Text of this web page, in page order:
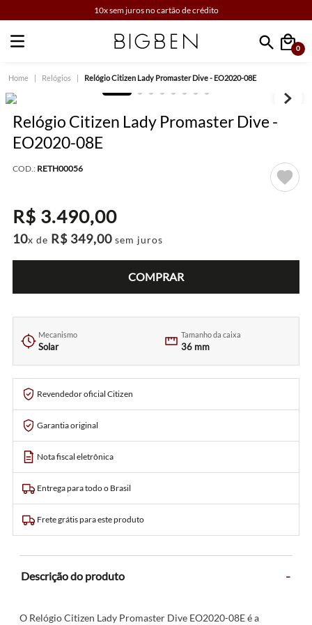
10x sem juros no cartão de crédito
Faça sua busca
0
Relógios Relógio Citizen Lady Promaster Dive - EO2020-08E
Relógio Citizen Lady Promaster Dive -
EO2020-08E
COD.: RETH00056
R$ 3.490,00
10x de R$ 349,00 sem juros
COMPRAR
Mecanismo
Solar
Tamanho da caixa
36 mm
Revendedor oficial Citizen
Garantia original
Nota fiscal eletrônica
Entrega para todo o Brasil
Frete grátis para este produto
Descrição do produto -
O Relógio Citizen Lady Promaster Dive EO2020-08E é a